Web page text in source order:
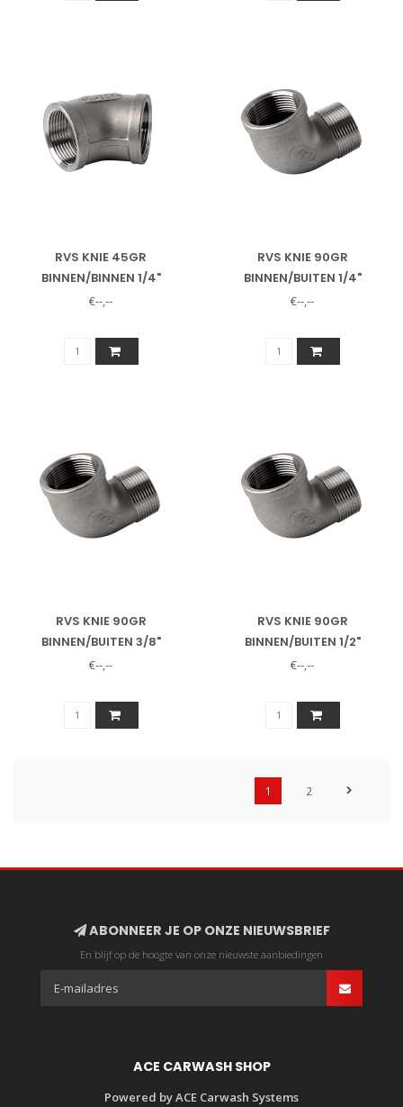
RVS KNIE 45GR
BINNEN/BINNEN 1/4"
€--,--
RVS KNIE 90GR
BINNEN/BUITEN 1/4"
€--,--
RVS KNIE 90GR
BINNEN/BUITEN 3/8"
€--,--
RVS KNIE 90GR
BINNEN/BUITEN 1/2"
€--,--
1 2
ABONNEER JE OP ONZE NIEUWSBRIEF
En blijf op de hoogte van onze nieuwste aanbiedingen
ACE CARWASH SHOP
Powered by ACE Carwash Systems